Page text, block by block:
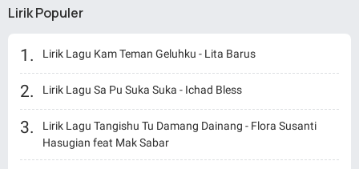
Lirik Populer
Lirik Lagu Kam Teman Geluhku - Lita Barus
Lirik Lagu Sa Pu Suka Suka - Ichad Bless
Lirik Lagu Tangishu Tu Damang Dainang - Flora Susanti
Hasugian feat Mak Sabar